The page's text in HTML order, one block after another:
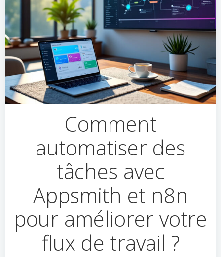
Comment
automatiser des
tâches avec
Appsmith et n8n
pour améliorer votre
flux de travail ?